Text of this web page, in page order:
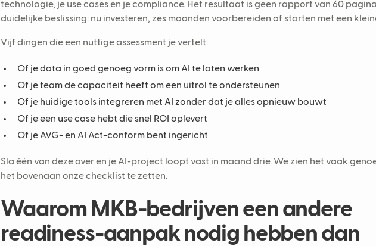
technologie, je use cases en je compliance. Het resultaat is geen rapport van 60
duidelijke beslissing: nu investeren, zes maanden voorbereiden of starten met een
Vijf dingen die een nuttige assessment je vertelt:
Of je data in goed genoeg vorm is om AI te laten werken
Of je team de capaciteit heeft om een uitrol te ondersteunen
Of je huidige tools integreren met AI zonder dat je alles opnieuw bouwt
Of je een use case hebt die snel ROI oplevert
Of je AVG- en AI Act-conform bent ingericht
Sla één van deze over en je AI-project loopt vast in maand drie. We zien het vaak
het bovenaan onze checklist te zetten.
Waarom MKB-bedrijven een andere
readiness-aanpak nodig hebben dan